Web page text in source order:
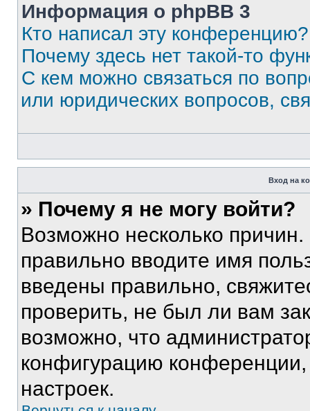
Информация о phpBB 3
Кто написал эту конференцию?
Почему здесь нет такой-то
С кем можно связаться по
или юридических вопросов,
Вход на
» Почему я не могу войти?
Возможно несколько
правильно вводите имя
введены правильно,
проверить, не был ли вам
возможно, что
конфигурацию
настроек.